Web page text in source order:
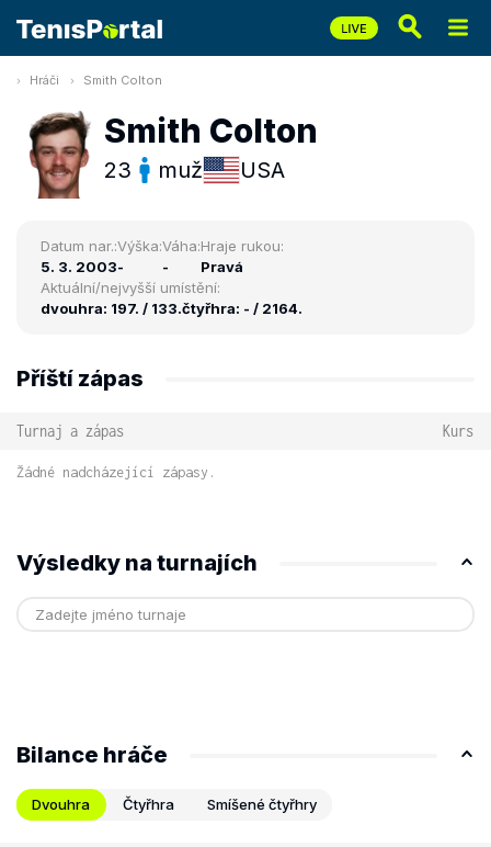
Hráči Smith Colton
Smith Colton
23 muž USA
Datum nar.:
5. 3. 2003
Výška:
-
Váha:
-
Hraje rukou:
Pravá
Aktuální/nejvyšší umístění:
dvouhra: 197. / 133.čtyřhra: - / 2164.
Příští zápas
Turnaj a zápas Kurs
Žádné nadcházející zápasy.
Výsledky na turnajích
Bilance hráče
Dvouhra Čtyřhra Smíšené čtyřhry